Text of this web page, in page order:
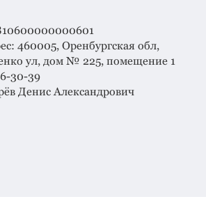
460005, Оренбургская обл,
ул, дом № 225, помещение 1
30-39
Денис Александрович